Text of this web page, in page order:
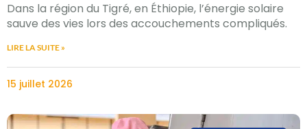
Dans la région du Tigré, en Éthiopie, l’énergie solaire
sauve des vies lors des accouchements compliqués.
LIRE LA SUITE »
15 juillet 2026